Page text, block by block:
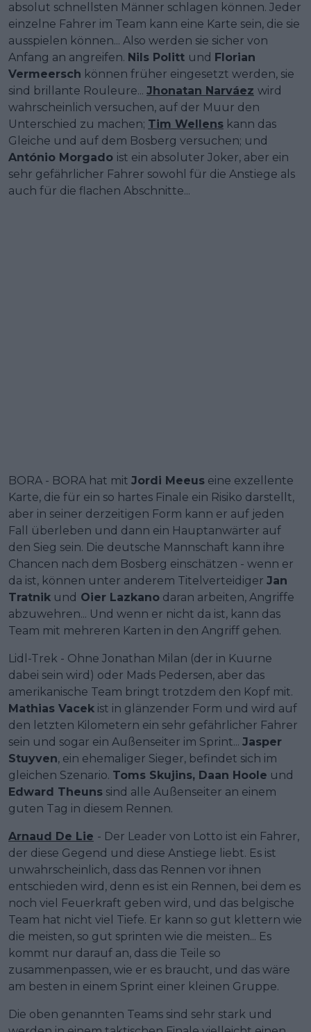
absolut schnellsten Männer schlagen können. Jeder
einzelne Fahrer im Team kann eine Karte sein, die sie
ausspielen können... Also werden sie sicher von
Anfang an angreifen. Nils Politt und Florian
Vermeersch können früher eingesetzt werden, sie
sind brillante Rouleure... Jhonatan Narváez wird
wahrscheinlich versuchen, auf der Muur den
Unterschied zu machen; Tim Wellens kann das
Gleiche und auf dem Bosberg versuchen; und
António Morgado ist ein absoluter Joker, aber ein
sehr gefährlicher Fahrer sowohl für die Anstiege als
auch für die flachen Abschnitte...
BORA - BORA hat mit Jordi Meeus eine exzellente
Karte, die für ein so hartes Finale ein Risiko darstellt,
aber in seiner derzeitigen Form kann er auf jeden
Fall überleben und dann ein Hauptanwärter auf
den Sieg sein. Die deutsche Mannschaft kann ihre
Chancen nach dem Bosberg einschätzen - wenn er
da ist, können unter anderem Titelverteidiger Jan
Tratnik und Oier Lazkano daran arbeiten, Angriffe
abzuwehren... Und wenn er nicht da ist, kann das
Team mit mehreren Karten in den Angriff gehen.
Lidl-Trek - Ohne Jonathan Milan (der in Kuurne
dabei sein wird) oder Mads Pedersen, aber das
amerikanische Team bringt trotzdem den Kopf mit.
Mathias Vacek ist in glänzender Form und wird auf
den letzten Kilometern ein sehr gefährlicher Fahrer
sein und sogar ein Außenseiter im Sprint... Jasper
Stuyven, ein ehemaliger Sieger, befindet sich im
gleichen Szenario. Toms Skujins, Daan Hoole und
Edward Theuns sind alle Außenseiter an einem
guten Tag in diesem Rennen.
Arnaud De Lie - Der Leader von Lotto ist ein Fahrer,
der diese Gegend und diese Anstiege liebt. Es ist
unwahrscheinlich, dass das Rennen vor ihnen
entschieden wird, denn es ist ein Rennen, bei dem es
noch viel Feuerkraft geben wird, und das belgische
Team hat nicht viel Tiefe. Er kann so gut klettern wie
die meisten, so gut sprinten wie die meisten... Es
kommt nur darauf an, dass die Teile so
zusammenpassen, wie er es braucht, und das wäre
am besten in einem Sprint einer kleinen Gruppe.
Die oben genannten Teams sind sehr stark und